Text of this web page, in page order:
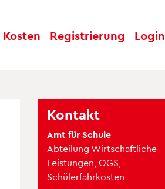
Kosten Registrierung Login
Kontakt
Amt für Schule
Abteilung Wirtschaftliche
Leistungen, OGS,
Schülerfahrkosten